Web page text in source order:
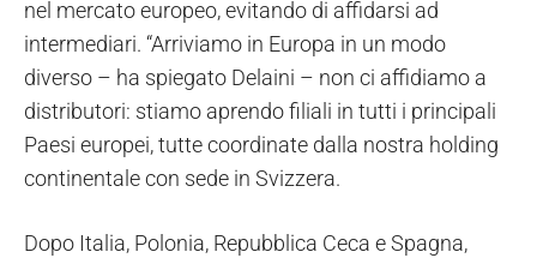
nel mercato europeo, evitando di affidarsi ad
intermediari. “Arriviamo in Europa in un modo
diverso – ha spiegato Delaini – non ci affidiamo a
distributori: stiamo aprendo filiali in tutti i principali
Paesi europei, tutte coordinate dalla nostra holding
continentale con sede in Svizzera.
Dopo Italia, Polonia, Repubblica Ceca e Spagna,